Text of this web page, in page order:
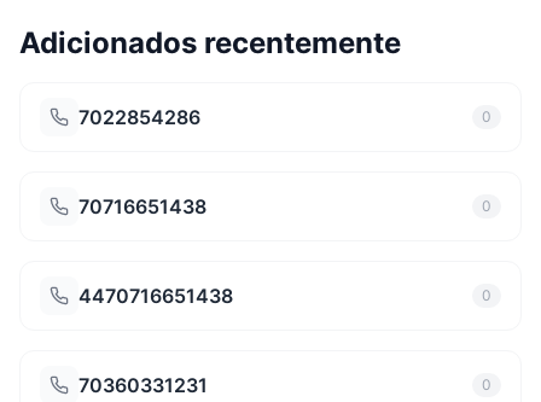
Adicionados recentemente
7022854286 0
70716651438 0
4470716651438 0
70360331231 0